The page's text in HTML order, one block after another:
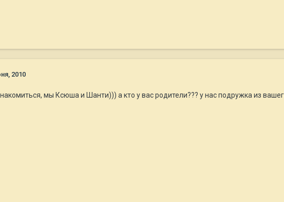
2010
мы Ксюша и Шанти))) а кто у вас родители??? у нас подружка из